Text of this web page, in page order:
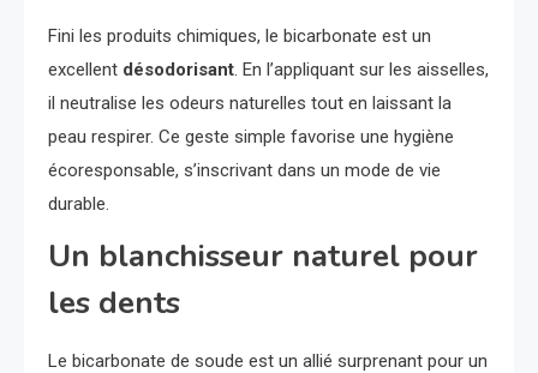
Fini les produits chimiques, le bicarbonate est un
excellent désodorisant. En l’appliquant sur les aisselles,
il neutralise les odeurs naturelles tout en laissant la
peau respirer. Ce geste simple favorise une hygiène
écoresponsable, s’inscrivant dans un mode de vie
durable.
Un blanchisseur naturel pour
les dents
Le bicarbonate de soude est un allié surprenant pour un